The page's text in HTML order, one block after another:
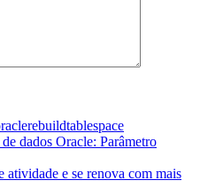
rebuildtablespace
dados Oracle: Parâmetro
atividade e se renova com mais